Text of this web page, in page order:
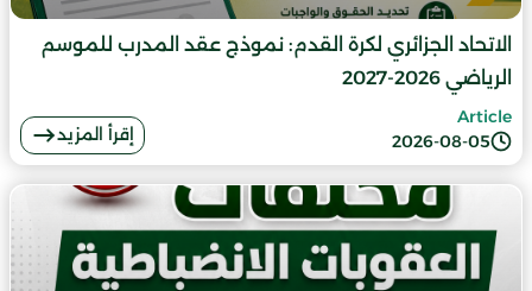
الاتحاد الجزائري لكرة القدم: نموذج عقد المدرب للموسم
الرياضي 2026-2027
2026-08-05
Article
إقرأ المزيد